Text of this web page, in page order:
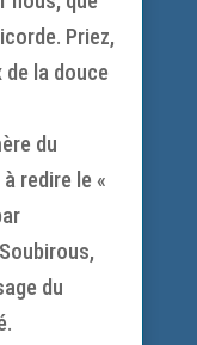
Priez,
la douce
du
redire le «
du